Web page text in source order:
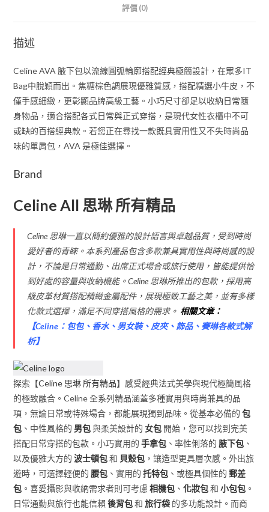
評價 (0)
描述
Celine AVA 腋下包以流線圓弧輪廓搭配經典極簡設計，在眾多IT
Bag中脫穎而出。焦糖棕色調展現優雅質感，搭配精選小牛皮，不
僅手感細緻，更彰顯品牌高級工藝。小巧尺寸卻足以收納日常隨
身物品，適合搭配各式日常與正式穿搭，是現代女性衣櫃中不可
或缺的百搭經典款。若您正在尋找一款既具實用性又不失時尚品
味的單肩包，AVA 是極佳選擇。
Brand
Celine All 思琳 所有精品
Celine 思琳一直以簡約優雅的設計語言與卓越品質，受到時尚
愛好者的青睞。本系列產品包含多款兼具實用性與時尚感的設
計，不論是日常通勤、出席正式場合或旅行使用，皆能提供恰
到好處的容量與收納機能。Celine 思琳所推出的包款，採用高
級皮革材質搭配精緻金屬配件，展現極致工藝之美，並有多樣
化款式選擇，滿足不同穿搭風格的需求。 相關文章：
【Celine：包包、香水、男女裝、皮夾、飾品、賽琳各款式解
析】
探索【Celine 思琳 所有精品】感受經典法式美學與現代極簡風格
的極致融合。Celine 全系列精品涵蓋多種實用與時尚兼具的品
項，無論日常或特殊場合，都能展現獨到品味。從基本必備的包
包 、中性風格的 男包與柔美設計的女包 開始，您可以找到完美
搭配日常穿搭的包款。小巧實用的手拿包 、率性俐落的 腋下包 、
以及優雅大方的波士頓包和 貝殼包 ，讓造型更具層次感。外出旅
遊時，可選擇輕便的 腰包 、實用的托特包 、或極具個性的郵差
包 。喜愛攝影與收納需求者則可考慮相機包 、化妝包和小包包 。
日常通勤與旅行也能信賴後背包和旅行袋 的多功能設計。而商